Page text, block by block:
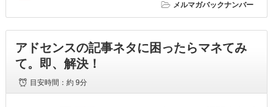
メルマガバックナンバー
アドセンスの記事ネタに困ったらマネてみ
て。即、解決！
目安時間：約 9分